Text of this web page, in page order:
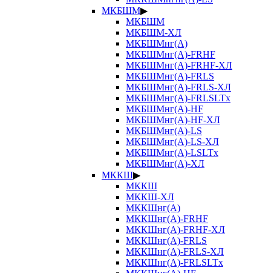
МКБШМ▶
МКБШМ
МКБШМ-ХЛ
МКБШМнг(А)
МКБШМнг(А)-FRHF
МКБШМнг(А)-FRHF-ХЛ
МКБШМнг(А)-FRLS
МКБШМнг(А)-FRLS-ХЛ
МКБШМнг(А)-FRLSLTx
МКБШМнг(А)-HF
МКБШМнг(А)-HF-ХЛ
МКБШМнг(А)-LS
МКБШМнг(А)-LS-ХЛ
МКБШМнг(А)-LSLTx
МКБШМнг(А)-ХЛ
МККШ▶
МККШ
МККШ-ХЛ
МККШнг(А)
МККШнг(А)-FRHF
МККШнг(А)-FRHF-ХЛ
МККШнг(А)-FRLS
МККШнг(А)-FRLS-ХЛ
МККШнг(А)-FRLSLTx